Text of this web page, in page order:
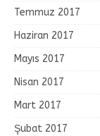
Temmuz 2017
Haziran 2017
Mayıs 2017
Nisan 2017
Mart 2017
Şubat 2017